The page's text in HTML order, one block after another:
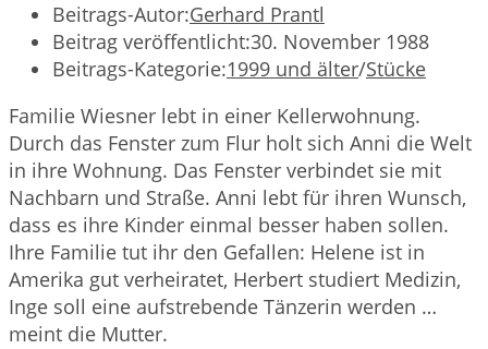
Beitrags-Autor:Gerhard Prantl
Beitrag veröffentlicht:30. November 1988
Beitrags-Kategorie:1999 und älter/Stücke
Familie Wiesner lebt in einer Kellerwohnung.
Durch das Fenster zum Flur holt sich Anni die Welt
in ihre Wohnung. Das Fenster verbindet sie mit
Nachbarn und Straße. Anni lebt für ihren Wunsch,
dass es ihre Kinder einmal besser haben sollen.
Ihre Familie tut ihr den Gefallen: Helene ist in
Amerika gut verheiratet, Herbert studiert Medizin,
Inge soll eine aufstrebende Tänzerin werden …
meint die Mutter.